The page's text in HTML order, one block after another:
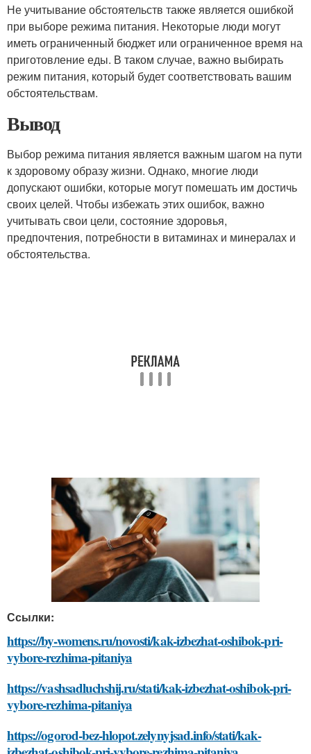
Не учитывание обстоятельств также является ошибкой
при выборе режима питания. Некоторые люди могут
иметь ограниченный бюджет или ограниченное время на
приготовление еды. В таком случае, важно выбирать
режим питания, который будет соответствовать вашим
обстоятельствам.
Вывод
Выбор режима питания является важным шагом на пути
к здоровому образу жизни. Однако, многие люди
допускают ошибки, которые могут помешать им достичь
своих целей. Чтобы избежать этих ошибок, важно
учитывать свои цели, состояние здоровья,
предпочтения, потребности в витаминах и минералах и
обстоятельства.
Ссылки:
https://by-womens.ru/novosti/kak-izbezhat-oshibok-pri-
vybore-rezhima-pitaniya
https://vashsadluchshij.ru/stati/kak-izbezhat-oshibok-pri-
vybore-rezhima-pitaniya
https://ogorod-bez-hlopot.zelynyjsad.info/stati/kak-